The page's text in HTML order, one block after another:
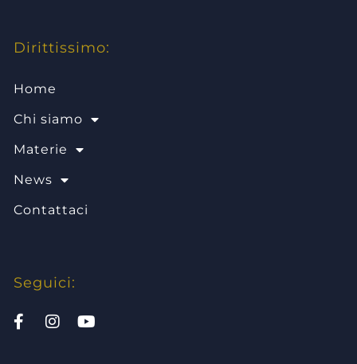
Dirittissimo:
Home
Chi siamo
Materie
News
Contattaci
Seguici: